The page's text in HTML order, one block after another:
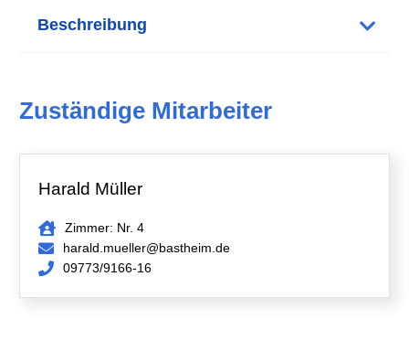
Beschreibung
Zuständige Mitarbeiter
Harald Müller
Zimmer: Nr. 4
harald.mueller@bastheim.de
09773/9166-16